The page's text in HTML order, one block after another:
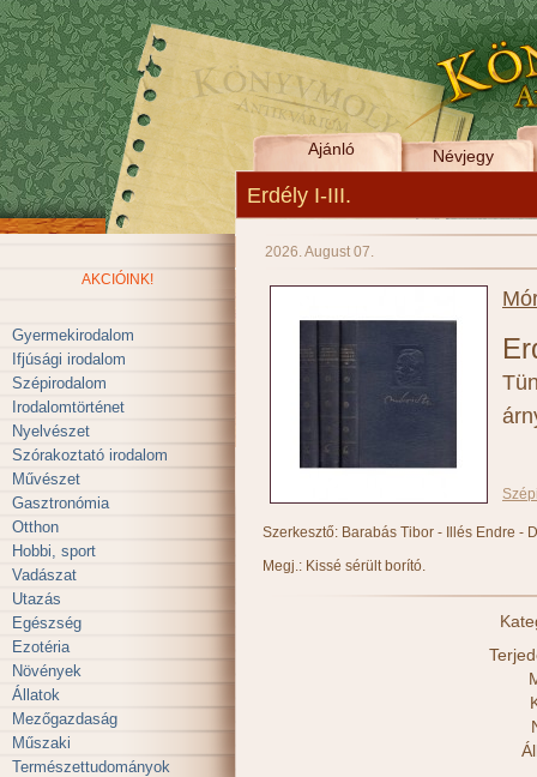
Ajánló Névjegy
Erdély I-III.
AKCIÓINK!
Gyermekirodalom
Ifjúsági irodalom
Szépirodalom
Irodalomtörténet
Nyelvészet
Szórakoztató irodalom
Művészet
Gasztronómia
Otthon
Hobbi, sport
Vadászat
Utazás
Egészség
Ezotéria
Növények
Állatok
Mezőgazdaság
Műszaki
Természettudományok
2026. August 07.
Szerkesztő: Barabás Tibor - Illés Endre -
Megj.: Kissé sérült borító.